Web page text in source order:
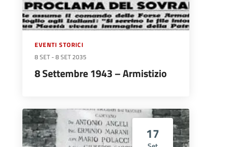
EVENTI STORICI
8 SET -8 SET 2035
8 Settembre 1943 – Armistizio
17